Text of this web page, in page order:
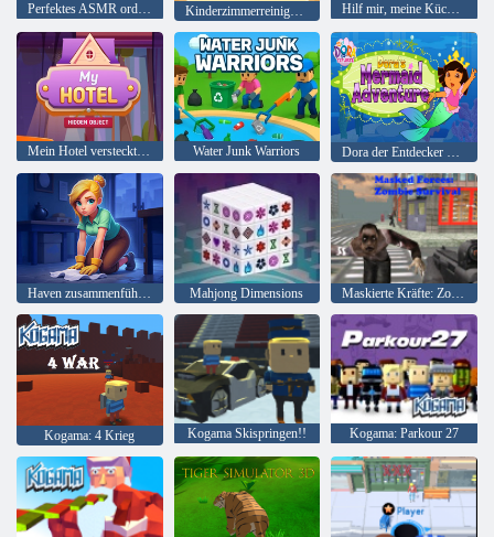
Perfektes ASMR ordentlich Kinderzimmerreinigung Hilf mir, meine Küche zu reinigen
Mein Hotel verstecktes Objekt Water Junk Warriors Dora der Entdecker Doras Meerjungfrau-Abenteuer
Haven zusammenführen Mahjong Dimensions Maskierte Kräfte: Zombie-Überleben
Kogama: 4 Krieg Kogama Skispringen!! Kogama: Parkour 27